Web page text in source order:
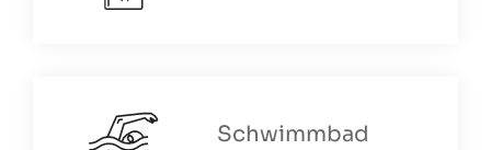
Schwimmbad